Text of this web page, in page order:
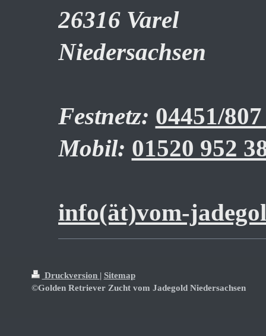
26316 Varel
Niedersachsen
Festnetz: 04451/
Mobil: 01520 952
info(ät)vom-
Druckversion | Sitemap
©Golden Retriever Zucht vom Jadegold Niedersachsen